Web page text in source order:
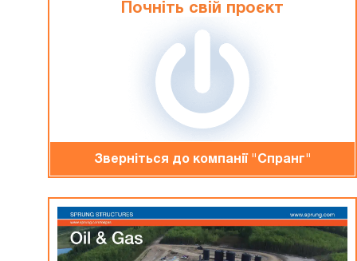
Почніть свій проєкт
Зверніться до компанiї "Спранг"